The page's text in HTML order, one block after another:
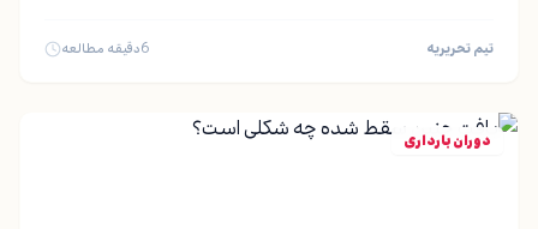
تیم تحریریه 6دقیقه مطالعه
دوران بارداری